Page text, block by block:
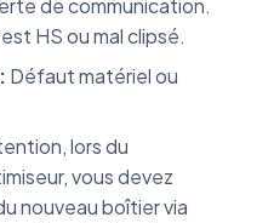
de communication.
HS ou mal clipsé.
Défaut matériel ou
lors du
vous devez
nouveau boîtier via